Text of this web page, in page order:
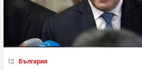
България